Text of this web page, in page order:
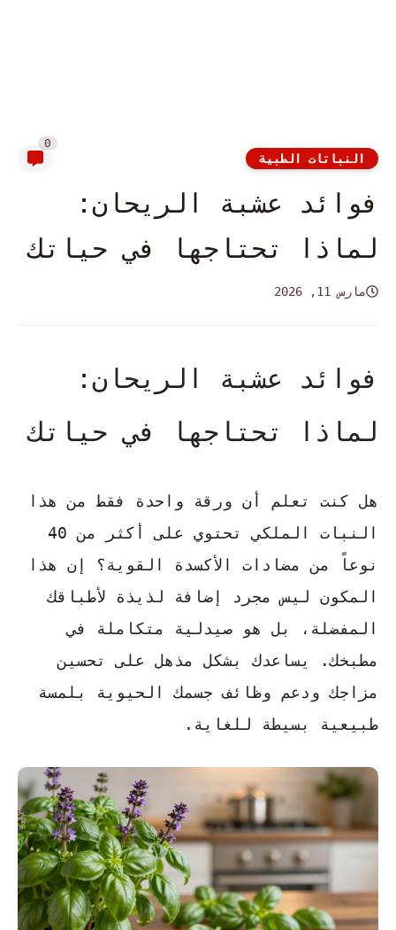
النباتات الطبية
0
فوائد عشبة الريحان:
لماذا تحتاجها في حياتك
مارس 11, 2026
فوائد عشبة الريحان:
لماذا تحتاجها في حياتك
هل كنت تعلم أن ورقة واحدة فقط من هذا
النبات الملكي تحتوي على أكثر من 40
نوعاً من مضادات الأكسدة القوية؟ إن هذا
المكون ليس مجرد إضافة لذيذة لأطباقك
المفضلة، بل هو صيدلية متكاملة في
مطبخك. يساعدك بشكل مذهل على تحسين
مزاجك ودعم وظائف جسمك الحيوية بلمسة
طبيعية بسيطة للغاية.